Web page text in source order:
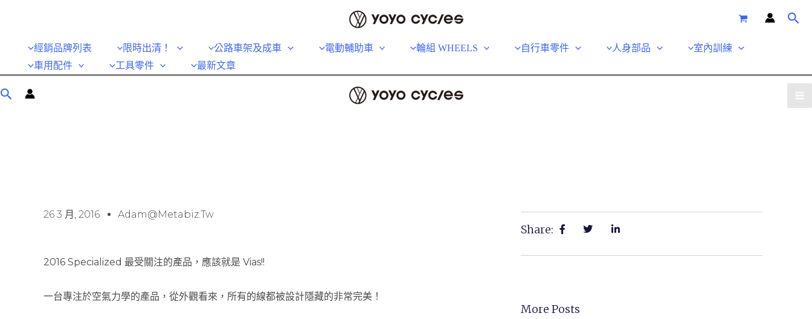
經銷品牌列表 限時出清！ 公路車架及成車 電動輔助車 輪組 WHEELS 自行車零件 人身部品
室內訓練
車用配件
工具零件 最新文章
26 3 月, 2016 Adam@metabiz.tw
2016 Specialized 最受關注的產品，應該就是 Vias!!
一台專注於空氣力學的產品，從外觀看來，所有的線都被設計隱藏的非常完美！
Share:
More Posts